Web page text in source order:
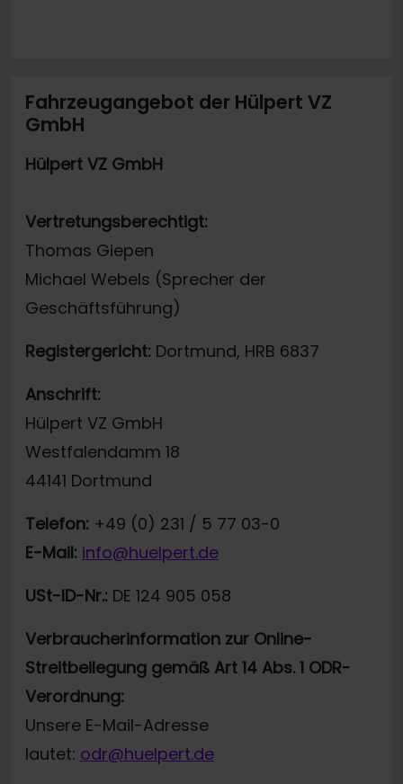
Fahrzeugangebot der Hülpert VZ
GmbH
Hülpert VZ GmbH
Vertretungsberechtigt:
Thomas Giepen
Michael Webels (Sprecher der
Geschäftsführung)
Registergericht: Dortmund, HRB 6837
Anschrift:
Hülpert VZ GmbH
Westfalendamm 18
44141 Dortmund
Telefon: +49 (0) 231 / 5 77 03-0
E-Mail: info@huelpert.de
USt-ID-Nr.: DE 124 905 058
Verbraucherinformation zur Online-
Streitbeilegung gemäß Art 14 Abs. 1 ODR-
Verordnung:
Unsere E-Mail-Adresse
lautet: odr@huelpert.de